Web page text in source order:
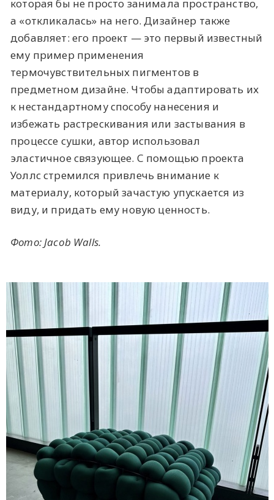
которая бы не просто занимала пространство,
а «‎откликалась»‎ на него. Дизайнер также
добавляет: его проект — это первый известный
ему пример применения
термочувствительных пигментов в
предметном дизайне. Чтобы адаптировать их
к нестандартному способу нанесения и
избежать растрескивания или застывания в
процессе сушки, автор использовал
эластичное связующее. С помощью проекта
Уоллс стремился привлечь внимание к
материалу, который зачастую упускается из
виду, и придать ему новую ценность.
Фото: Jacob Walls.